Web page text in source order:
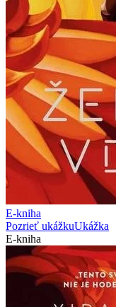
E-kniha
Pozrieť ukážkuUkážka
E-kniha